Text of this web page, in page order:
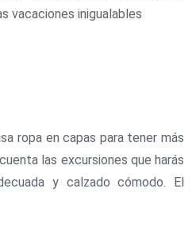
vacaciones inigualables
ropa en capas para tener más
las excursiones que harás
y calzado cómodo. El